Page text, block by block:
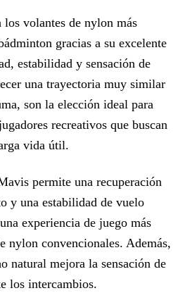
volantes de nylon más
gracias a su excelente
estabilidad y sensación de
una trayectoria muy similar
son la elección ideal para
recreativos que buscan
vida útil.
permite una recuperación
y una estabilidad de vuelo
experiencia de juego más
nylon convencionales. Además,
natural mejora la sensación de
los intercambios.